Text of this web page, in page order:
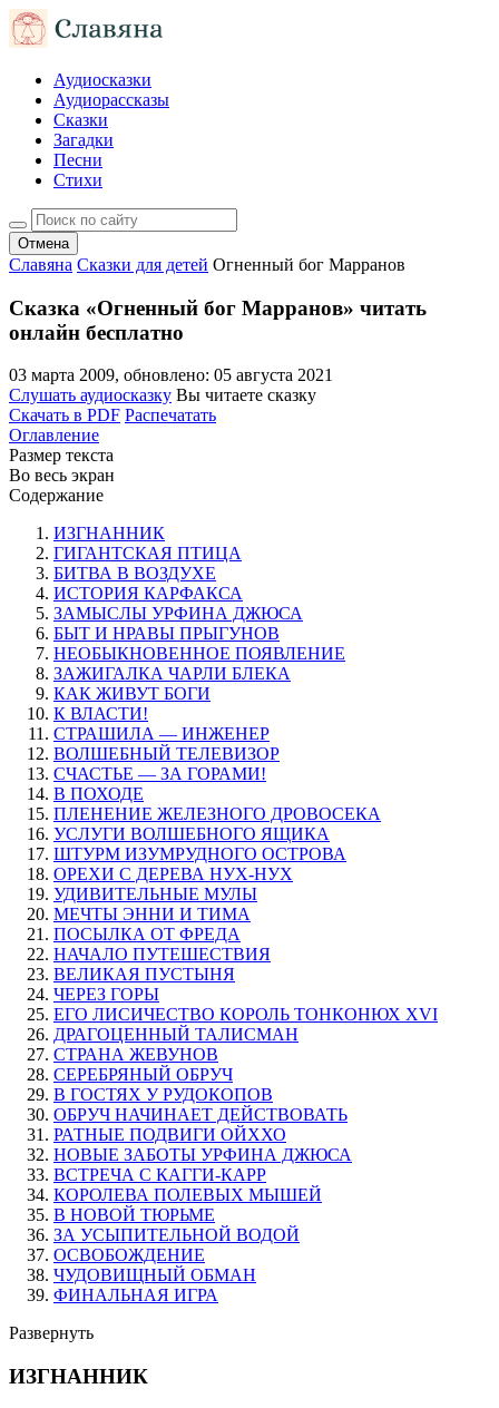
Аудиосказки
Аудиорассказы
Сказки
Загадки
Песни
Стихи
Отмена
Славяна Сказки для детей Огненный бог Марранов
Сказка «Огненный бог Марранов» читать
онлайн бесплатно
03 марта 2009, обновлено: 05 августа 2021
Слушать аудиосказку Вы читаете сказку
Скачать в PDF Распечатать
Оглавление
Размер текста
Во весь экран
Содержание
ИЗГНАННИК
ГИГАНТСКАЯ ПТИЦА
БИТВА В ВОЗДУХЕ
ИСТОРИЯ КАРФАКСА
ЗАМЫСЛЫ УРФИНА ДЖЮСА
БЫТ И НРАВЫ ПРЫГУНОВ
НЕОБЫКНОВЕННОЕ ПОЯВЛЕНИЕ
ЗАЖИГАЛКА ЧАРЛИ БЛЕКА
КАК ЖИВУТ БОГИ
К ВЛАСТИ!
СТРАШИЛА — ИНЖЕНЕР
ВОЛШЕБНЫЙ ТЕЛЕВИЗОР
СЧАСТЬЕ — ЗА ГОРАМИ!
В ПОХОДЕ
ПЛЕНЕНИЕ ЖЕЛЕЗНОГО ДРОВОСЕКА
УСЛУГИ ВОЛШЕБНОГО ЯЩИКА
ШТУРМ ИЗУМРУДНОГО ОСТРОВА
ОРЕХИ С ДЕРЕВА НУХ-НУХ
УДИВИТЕЛЬНЫЕ МУЛЫ
МЕЧТЫ ЭННИ И ТИМА
ПОСЫЛКА ОТ ФРЕДА
НАЧАЛО ПУТЕШЕСТВИЯ
ВЕЛИКАЯ ПУСТЫНЯ
ЧЕРЕЗ ГОРЫ
ЕГО ЛИСИЧЕСТВО КОРОЛЬ ТОНКОНЮХ XVI
ДРАГОЦЕННЫЙ ТАЛИСМАН
СТРАНА ЖЕВУНОВ
СЕРЕБРЯНЫЙ ОБРУЧ
В ГОСТЯХ У РУДОКОПОВ
ОБРУЧ НАЧИНАЕТ ДЕЙСТВОВАТЬ
РАТНЫЕ ПОДВИГИ ОЙХХО
НОВЫЕ ЗАБОТЫ УРФИНА ДЖЮСА
ВСТРЕЧА С КАГГИ-КАРР
КОРОЛЕВА ПОЛЕВЫХ МЫШЕЙ
В НОВОЙ ТЮРЬМЕ
ЗА УСЫПИТЕЛЬНОЙ ВОДОЙ
ОСВОБОЖДЕНИЕ
ЧУДОВИЩНЫЙ ОБМАН
ФИНАЛЬНАЯ ИГРА
Развернуть
ИЗГНАННИК